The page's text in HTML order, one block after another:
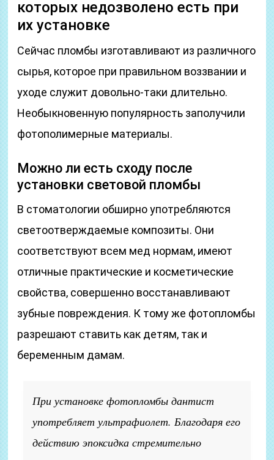
которых недозволено есть при
их установке
Сейчас пломбы изготавливают из различного
сырья, которое при правильном воззвании и
уходе служит довольно-таки длительно.
Необыкновенную популярность заполучили
фотополимерные материалы.
Можно ли есть сходу после
установки световой пломбы
В стоматологии обширно употребляются
светоотверждаемые композиты. Они
соответствуют всем мед нормам, имеют
отличные практические и косметические
свойства, совершенно восстанавливают
зубные повреждения. К тому же фотопломбы
разрешают ставить как детям, так и
беременным дамам.
При установке фотопломбы дантист
употребляет ультрафиолет. Благодаря его
действию эпоксидка стремительно